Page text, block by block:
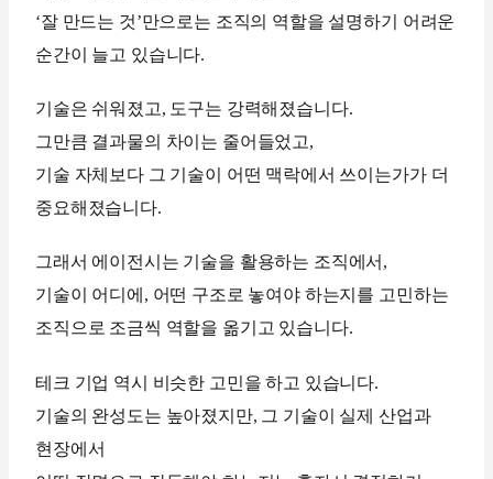
‘잘 만드는 것’만으로는 조직의 역할을 설명하기 어려운
순간이 늘고 있습니다.
기술은 쉬워졌고, 도구는 강력해졌습니다.
그만큼 결과물의 차이는 줄어들었고,
기술 자체보다 그 기술이 어떤 맥락에서 쓰이는가가 더
중요해졌습니다.
그래서 에이전시는 기술을 활용하는 조직에서,
기술이 어디에, 어떤 구조로 놓여야 하는지를 고민하는
조직으로 조금씩 역할을 옮기고 있습니다.
테크 기업 역시 비슷한 고민을 하고 있습니다.
기술의 완성도는 높아졌지만, 그 기술이 실제 산업과
현장에서